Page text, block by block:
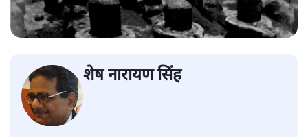
शेष नारायण सिंह